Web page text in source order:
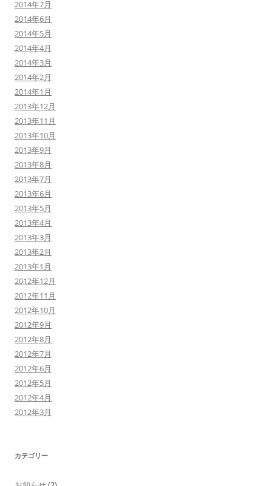
2014年7月
2014年6月
2014年5月
2014年4月
2014年3月
2014年2月
2014年1月
2013年12月
2013年11月
2013年10月
2013年9月
2013年8月
2013年7月
2013年6月
2013年5月
2013年4月
2013年3月
2013年2月
2013年1月
2012年12月
2012年11月
2012年10月
2012年9月
2012年8月
2012年7月
2012年6月
2012年5月
2012年4月
2012年3月
カテゴリー